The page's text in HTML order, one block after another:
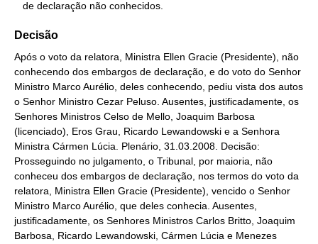
   de declaração não conhecidos.
Decisão
Após o voto da relatora, Ministra Ellen Gracie (Presidente), não
conhecendo dos embargos de declaração, e do voto do Senhor
Ministro Marco Aurélio, deles conhecendo, pediu vista dos autos
o Senhor Ministro Cezar Peluso. Ausentes, justificadamente, os
Senhores Ministros Celso de Mello, Joaquim Barbosa
(licenciado), Eros Grau, Ricardo Lewandowski e a Senhora
Ministra Cármen Lúcia. Plenário, 31.03.2008. Decisão:
Prosseguindo no julgamento, o Tribunal, por maioria, não
conheceu dos embargos de declaração, nos termos do voto da
relatora, Ministra Ellen Gracie (Presidente), vencido o Senhor
Ministro Marco Aurélio, que deles conhecia. Ausentes,
justificadamente, os Senhores Ministros Carlos Britto, Joaquim
Barbosa, Ricardo Lewandowski, Cármen Lúcia e Menezes